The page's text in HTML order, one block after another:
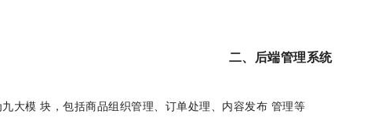
二、后端管理系统
九大模 块，包括商品组织管理、订单处理、内容发布 管理等